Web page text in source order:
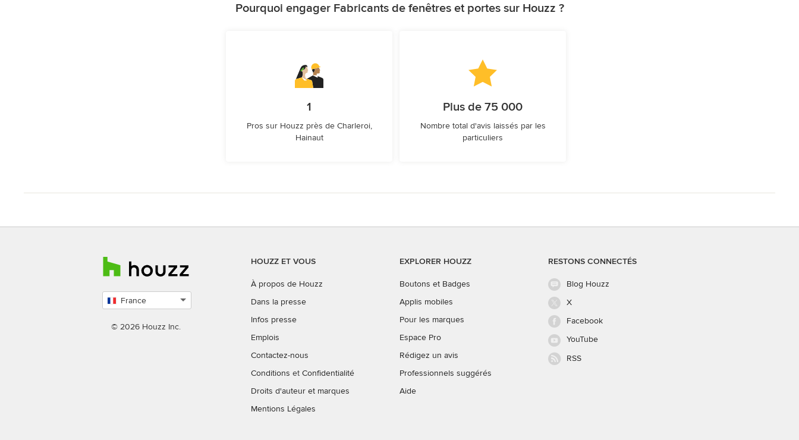
Pourquoi engager Fabricants de fenêtres et portes sur Houzz ?
1
Pros sur Houzz près de Charleroi,
Hainaut
Plus de 75 000
Nombre total d'avis laissés par les
particuliers
France
© 2026 Houzz Inc.
HOUZZ ET VOUS
À propos de Houzz
Dans la presse
Infos presse
Emplois
Contactez-nous
Conditions et Confidentialité
Droits d'auteur et marques
Mentions Légales
EXPLORER HOUZZ
Boutons et Badges
Applis mobiles
Pour les marques
Espace Pro
Rédigez un avis
Professionnels suggérés
Aide
RESTONS CONNECTÉS
Blog Houzz
X
Facebook
YouTube
RSS